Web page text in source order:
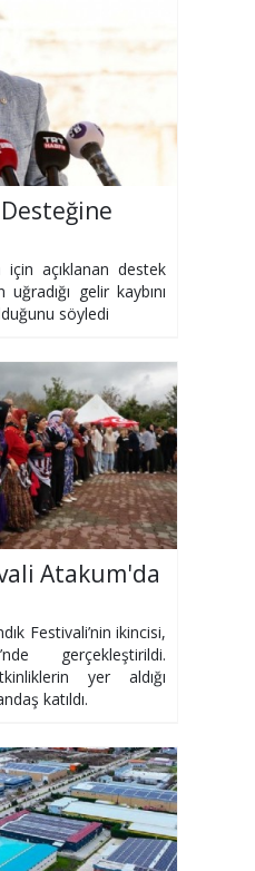
açıklanan destek
gelir kaybını
söyledi
Atakum'da
Festivali’nin ikincisi,
gerçekleştirildi.
yer aldığı
katıldı.